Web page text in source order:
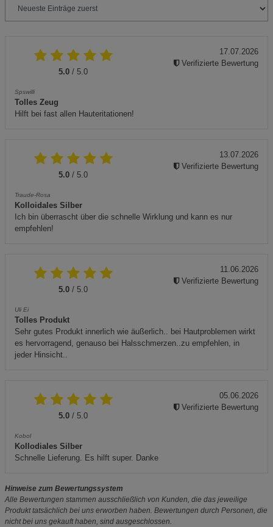
5.0 / 5.0
Spswilli
Tolles Zeug
Hilft bei fast allen Hauteritationen!
17.07.2026
Verifizierte Bewertung
5.0 / 5.0
Traude-Rosa
Kolloidales Silber
Ich bin überrascht über die schnelle Wirklung und kann es nur
empfehlen!
13.07.2026
Verifizierte Bewertung
5.0 / 5.0
Uli Ei
Tolles Produkt
Sehr gutes Produkt innerlich wie äußerlich.. bei Hautproblemen wirkt
es hervorragend, genauso bei Halsschmerzen..zu empfehlen, in
jeder Hinsicht..
11.06.2026
Verifizierte Bewertung
5.0 / 5.0
Kobol
Kollodiales Silber
Schnelle Lieferung. Es hilft super. Danke
05.06.2026
Verifizierte Bewertung
Hinweise zum Bewertungssystem
Alle Bewertungen stammen ausschließlich von Kunden, die das jeweilige
Produkt tatsächlich bei uns erworben haben. Bewertungen durch Personen, die
nicht bei uns gekauft haben, sind ausgeschlossen.